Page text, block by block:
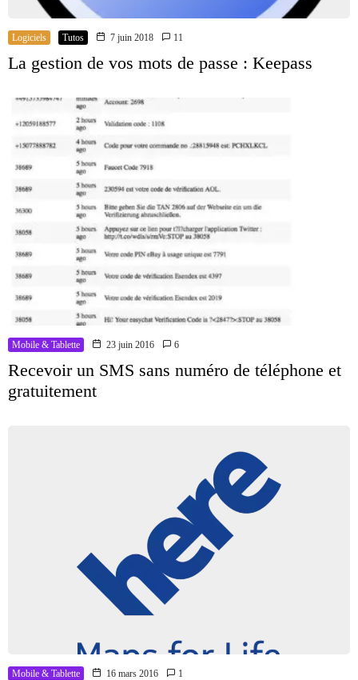
Logiciels Tutos 7 juin 2018 11
La gestion de vos mots de passe : Keepass
Mobile & Tablette 23 juin 2016 6
Recevoir un SMS sans numéro de téléphone et
gratuitement
Mobile & Tablette 16 mars 2016 1